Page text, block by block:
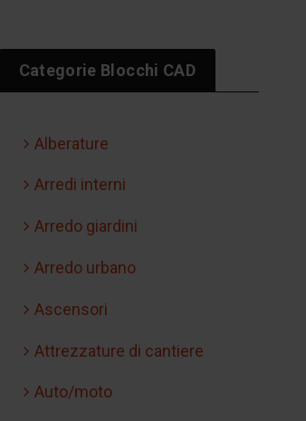
Categorie Blocchi CAD
Alberature
Arredi interni
Arredo giardini
Arredo urbano
Ascensori
Attrezzature di cantiere
Auto/moto